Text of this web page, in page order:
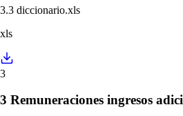
3.3 diccionario.xls
xls
3
3 Remuneraciones ingresos